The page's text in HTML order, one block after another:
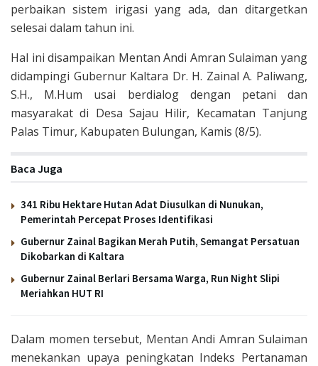
perbaikan sistem irigasi yang ada, dan ditargetkan
selesai dalam tahun ini.
Hal ini disampaikan Mentan Andi Amran Sulaiman yang
didampingi Gubernur Kaltara Dr. H. Zainal A. Paliwang,
S.H., M.Hum usai berdialog dengan petani dan
masyarakat di Desa Sajau Hilir, Kecamatan Tanjung
Palas Timur, Kabupaten Bulungan, Kamis (8/5).
Baca Juga
341 Ribu Hektare Hutan Adat Diusulkan di Nunukan,
Pemerintah Percepat Proses Identifikasi
Gubernur Zainal Bagikan Merah Putih, Semangat Persatuan
Dikobarkan di Kaltara
Gubernur Zainal Berlari Bersama Warga, Run Night Slipi
Meriahkan HUT RI
Dalam momen tersebut, Mentan Andi Amran Sulaiman
menekankan upaya peningkatan Indeks Pertanaman